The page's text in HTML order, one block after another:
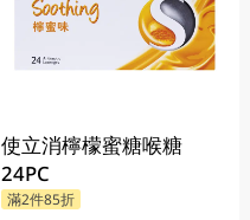
使立消檸檬蜜糖喉糖
24PC
滿2件85折